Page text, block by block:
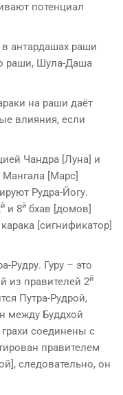
потенциал
антардашах раши
раши, Шула-Даша
на раши даёт
влияния, если
Чандра [Луна] и
[Марс]
Рудра-Йогу.
й и 8й бхав [домов]
[сигнификатор]
Рудру. Гуру – это
из правителей 2й
Путра-Рудрой,
между Буддхой
соединены с
правителем
следовательно, он